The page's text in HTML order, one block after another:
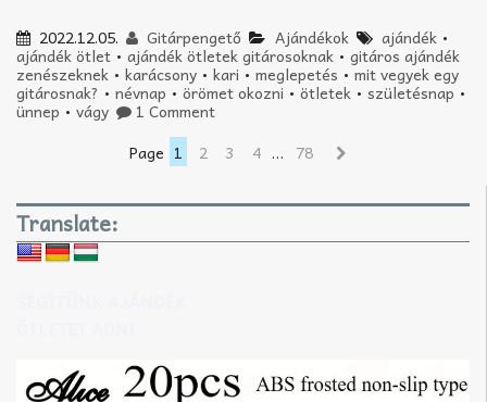
2022.12.05. Gitárpengető Ajándékok ajándék•
ajándék ötlet • ajándék ötletek gitárosoknak • gitáros ajándék
zenészeknek • karácsony • kari • meglepetés •mit vegyek egy
gitárosnak? • névnap • örömet okozni •ötletek • születésnap •
ünnep • vágy
1 Comment
Page 1 2 3 4 … 78
Translate: